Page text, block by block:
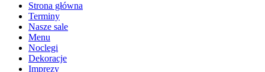
Strona główna
Terminy
Nasze sale
Menu
Noclegi
Dekoracje
Imprezy